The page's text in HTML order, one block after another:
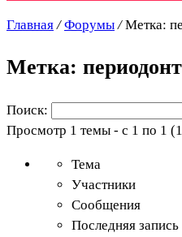
Главная / Форумы / Метка:
Метка:
Поиск:
Просмотр 1 темы - с 1 по 1
Тема
Участники
Сообщения
Последняя запись